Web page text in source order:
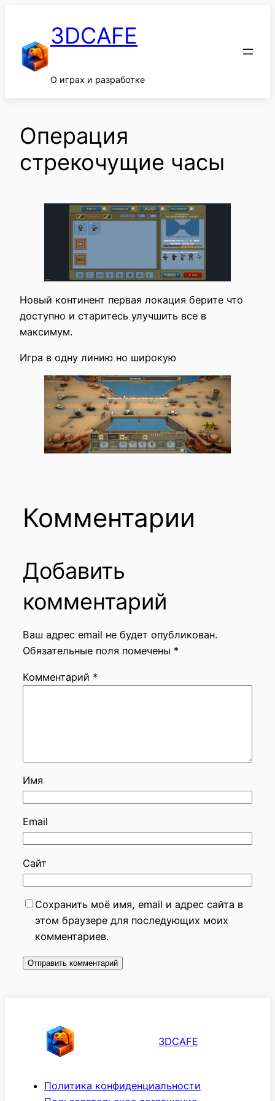
содержимому3DCAFE
О играх и разработке
Операция
стрекочущие часы
Новый континент первая локация берите что
доступно и старитесь улучшить все в
максимум.
Игра в одну линию но широкую
Комментарии
Добавить
комментарий
Ваш адрес email не будет опубликован.
Обязательные поля помечены *
Комментарий *
Имя
Email
Сайт
Сохранить моё имя, email и адрес сайта в
этом браузере для последующих моих
комментариев.
3DCAFE
Политика конфиденциальности